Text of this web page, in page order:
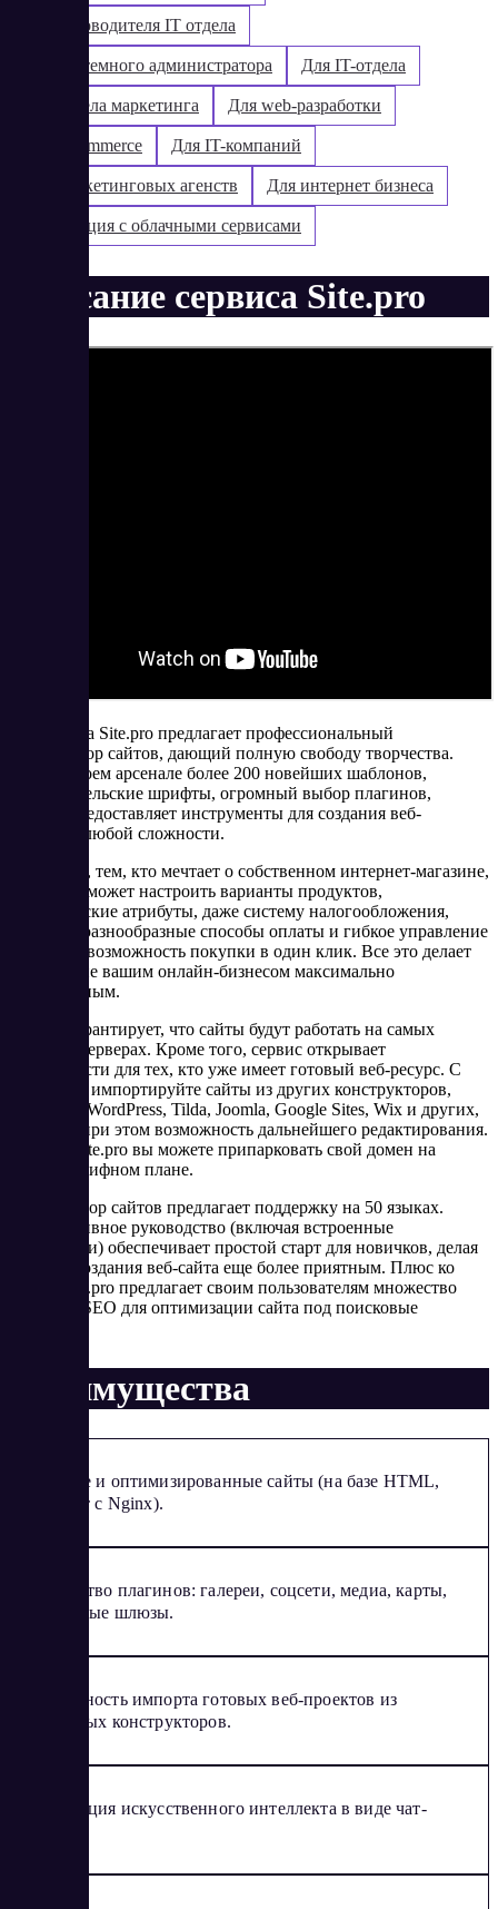
Для руководителя IT отдела
Для системного администратора Для IT-отдела
Для отдела маркетинга Для web-разработки
Для e-commerce Для IT-компаний
Для маркетинговых агенств Для интернет бизнеса
Интеграция с облачными сервисами
Описание сервиса Site.pro
Платформа Site.pro предлагает профессиональный
конструктор сайтов, дающий полную свободу творчества.
Имея в своем арсенале более 200 новейших шаблонов,
пользовательские шрифты, огромный выбор плагинов,
Site.pro предоставляет инструменты для создания веб-
проектов любой сложности.
Например, тем, кто мечтает о собственном интернет-магазине,
Site.pro поможет настроить варианты продуктов,
динамические атрибуты, даже систему налогообложения,
наладить разнообразные способы оплаты и гибкое управление
запасами, возможность покупки в один клик. Все это делает
управление вашим онлайн-бизнесом максимально
эффективным.
Site.pro гарантирует, что сайты будут работать на самых
быстрых серверах. Кроме того, сервис открывает
возможности для тех, кто уже имеет готовый веб-ресурс. С
легкостью импортируйте сайты из других конструкторов,
таких как WordPress, Tilda, Joomla, Google Sites, Wix и других,
сохраняя при этом возможность дальнейшего редактирования.
Также с Site.pro вы можете припарковать свой домен на
любом тарифном плане.
Конструктор сайтов предлагает поддержку на 50 языках.
Интерактивное руководство (включая встроенные
видеоуроки) обеспечивает простой старт для новичков, делая
процесс создания веб-сайта еще более приятным. Плюс ко
всему, Site.pro предлагает своим пользователям множество
функций SEO для оптимизации сайта под поисковые
Преимущества
Быстрые и оптимизированные сайты (на базе HTML,
работает с Nginx).
Множество плагинов: галереи, соцсети, медиа, карты,
платежные шлюзы.
Возможность импорта готовых веб-проектов из
различных конструкторов.
Интеграция искусственного интеллекта в виде чат-